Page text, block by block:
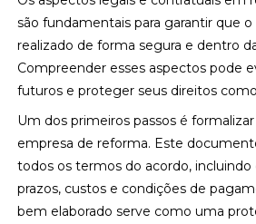
são fundamentais para garantir que
realizado de forma segura e dentro
Compreender esses aspectos pode
futuros e proteger seus direitos
Um dos primeiros passos é
empresa de reforma. Este
todos os termos do acordo, incluindo
prazos, custos e condições de
bem elaborado serve como uma